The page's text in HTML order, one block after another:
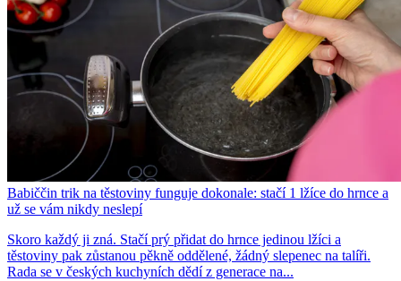
Babiččin trik na těstoviny funguje dokonale: stačí 1 lžíce do hrnce a
už se vám nikdy neslepí
Skoro každý ji zná. Stačí prý přidat do hrnce jedinou lžíci a
těstoviny pak zůstanou pěkně oddělené, žádný slepenec na talíři.
Rada se v českých kuchyních dědí z generace na...